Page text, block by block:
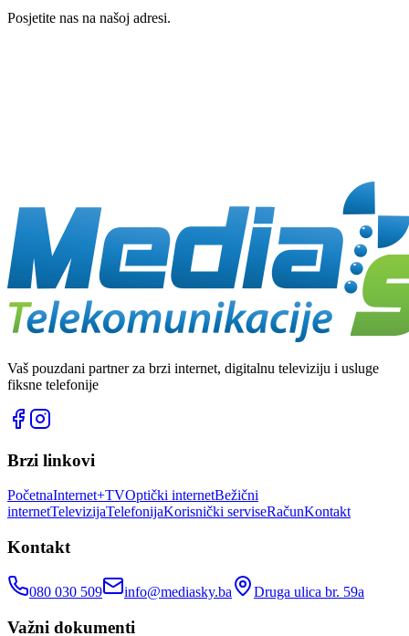
Posjetite nas na našoj adresi.
Vaš pouzdani partner za brzi internet, digitalnu televiziju i usluge
fiksne telefonije
Brzi linkovi
PočetnaInternet+TVOptički internetBežični
internetTelevizijaTelefonijaKorisnički serviseRačunKontakt
Kontakt
080 030 509 info@mediasky.ba Druga ulica br. 59a
Važni dokumenti